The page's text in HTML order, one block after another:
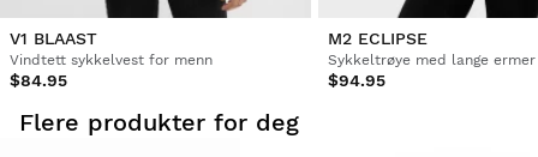
Jorge Perez
Brillene er veldig stive, tilsynelatende flotte, frakt i perfekt
stand, godt pakket, farger identiske med bildene
V1 BLAAST
Vindtett sykkelvest for menn
$84.95
M2 ECLIPSE
Sykkeltrøye med lange
$94.95
Flere produkter for deg